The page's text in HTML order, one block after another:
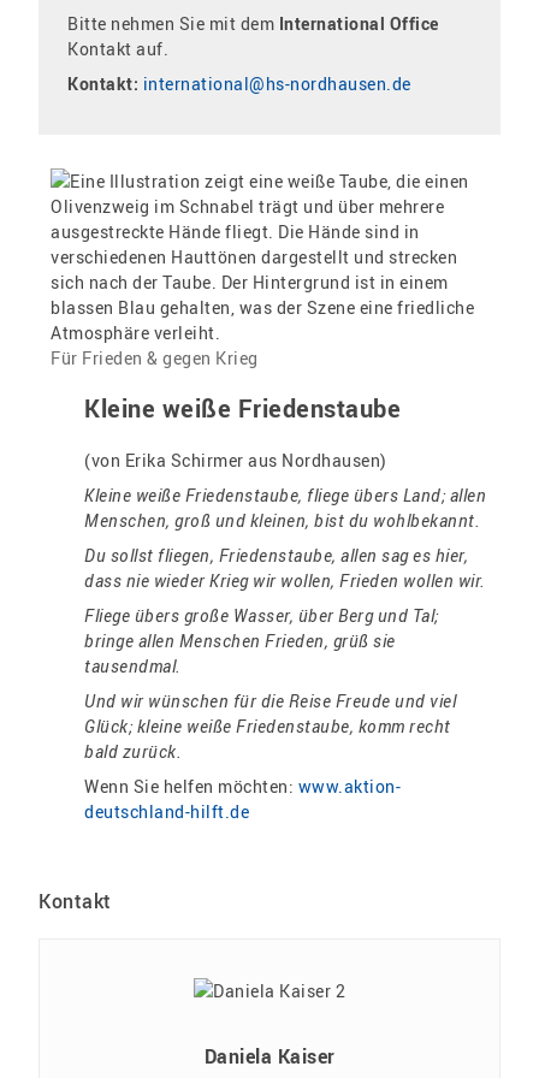
Kontakt:studienkolleg@hs-nordhausen.de
Mein Sprachniveau entsprichtnichtDeutsch C1.
Online Sprachkurse im
Bitte kontaktiere dasStudien-Service-
Bitte nehmen Sie mit dem International Office
Kontakt auf.
Kontakt: international@hs-nordhausen.de
Für Frieden & gegen Krieg
Kleine weiße Friedenstaube
(von Erika Schirmer aus Nordhausen)
Kleine weiße Friedenstaube, fliege übers Land; allen
Menschen, groß und kleinen, bist du wohlbekannt.
Du sollst fliegen, Friedenstaube, allen sag es hier,
dass nie wieder Krieg wir wollen, Frieden wollen wir.
Fliege übers große Wasser, über Berg und Tal;
bringe allen Menschen Frieden, grüß sie
tausendmal.
Und wir wünschen für die Reise Freude und viel
Glück; kleine weiße Friedenstaube, komm recht
bald zurück.
Wenn Sie helfen möchten: www.aktion-
deutschland-hilft.de
Kontakt
Daniela Kaiser